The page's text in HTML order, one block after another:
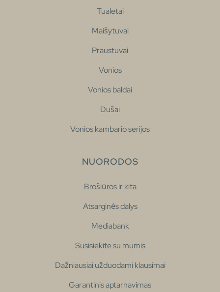
Tualetai
Maišytuvai
Praustuvai
Vonios
Vonios baldai
Dušai
Vonios kambario serijos
NUORODOS
Brošiūros ir kita
Atsarginės dalys
Mediabank
Susisiekite su mumis
Dažniausiai užduodami klausimai
Garantinis aptarnavimas